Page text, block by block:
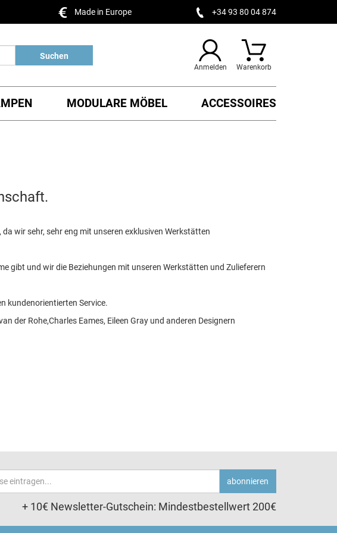
Made in Europe +34 93 80 04 874
Suchen
Anmelden Warenkorb
MODULARE MÖBEL ACCESSOIRES
wir sehr, sehr eng mit unseren exklusiven Werkstätten
gibt und wir die Beziehungen mit unseren Werkstätten und Zulieferern
kundenorientierten Service.
der Rohe,Charles Eames, Eileen Gray und anderen Designern
abonnieren
+ 10€ Newsletter-Gutschein: Mindestbestellwert 200€